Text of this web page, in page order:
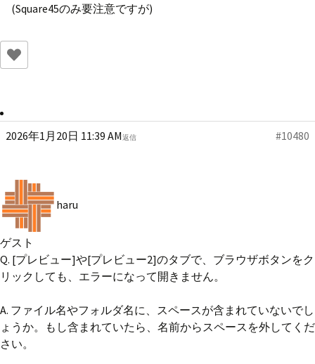
(Square45のみ要注意ですが)
2026年1月20日 11:39 AM #10480
返信
haru
ゲスト
Q. [プレビュー]や[プレビュー2]のタブで、ブラウザボタンをク
リックしても、エラーになって開きません。
A. ファイル名やフォルダ名に、スペースが含まれていないでし
ょうか。もし含まれていたら、名前からスペースを外してくだ
さい。